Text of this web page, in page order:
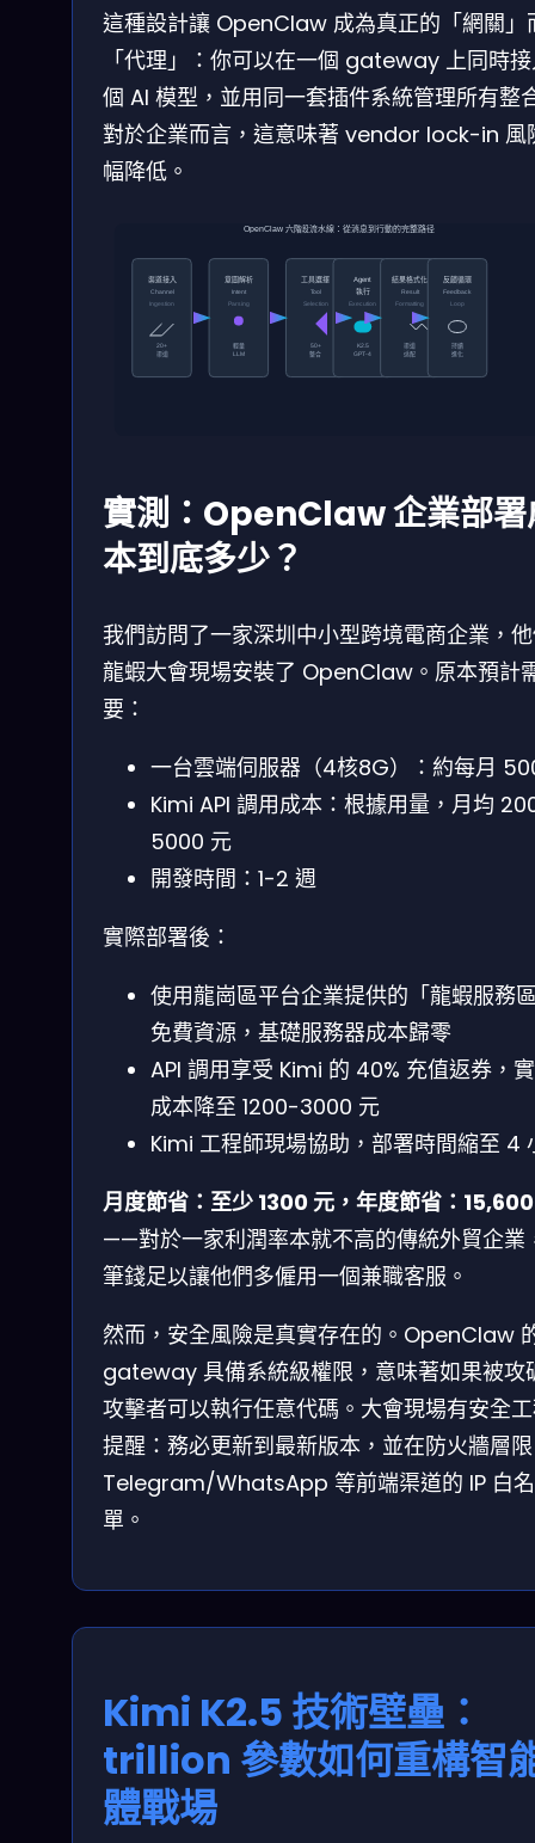
這種設計讓 OpenClaw 成為真正的「網關」
「代理」：你可以在一個 gateway 上同時
個 AI 模型，並用同一套插件系統管理所有整
對於企業而言，這意味著 vendor lock-in 風
幅降低。
渠道接入
Channel
Ingestion
20+
渠道
意圖解析
Intent
Parsing
輕量
LLM
工具選擇
Tool
Selection
50+
整合
Agent
執行
Execution
K2.5
GPT-4
結果格式化
Result
Formatting
渠道
适配
反饋循環
Feedback
Loop
持續
進化
OpenClaw 六階段流水線：從消息到行動的完整路径
實測：OpenClaw 企業部署
本到底多少？
我們訪問了一家深圳中小型跨境電商企業，
龍蝦大會現場安裝了 OpenClaw。原本預計
要：
一台雲端伺服器（4核8G）：約每月
Kimi API 調用成本：根據用量，月均
5000 元
開發時間：1-2 週
實際部署後：
使用龍崗區平台企業提供的「龍蝦服務
免費資源，基礎服務器成本歸零
API 調用享受 Kimi 的 40% 充值返券，
成本降至 1200-3000 元
Kimi 工程師現場協助，部署時間縮至 4
月度節省：至少 1300 元，年度節省：
——對於一家利潤率本就不高的傳統外貿企業
筆錢足以讓他們多僱用一個兼職客服。
然而，安全風險是真實存在的。OpenClaw
gateway 具備系統級權限，意味著如果被攻
攻擊者可以執行任意代碼。大會現場有安全
提醒：務必更新到最新版本，並在防火牆層限
Telegram/WhatsApp 等前端渠道的 IP 白名
單。
Kimi K2.5 技術壁壘：
trillion 參數如何重構智
體戰場